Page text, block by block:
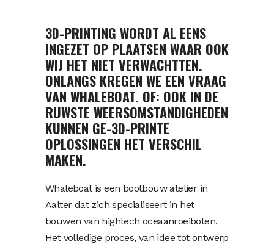
3D-PRINTING WORDT AL EENS
INGEZET OP PLAATSEN WAAR OOK
WIJ HET NIET VERWACHTTEN.
ONLANGS KREGEN WE EEN VRAAG
VAN WHALEBOAT. OF: OOK IN DE
RUWSTE WEERSOMSTANDIGHEDEN
KUNNEN GE-3D-PRINTE
OPLOSSINGEN HET VERSCHIL
MAKEN.
Whaleboatis een bootbouw atelier in
Aalter dat zich specialiseert in het
bouwen van hightech oceaanroeiboten.
Het volledige proces, van idee tot ontwerp